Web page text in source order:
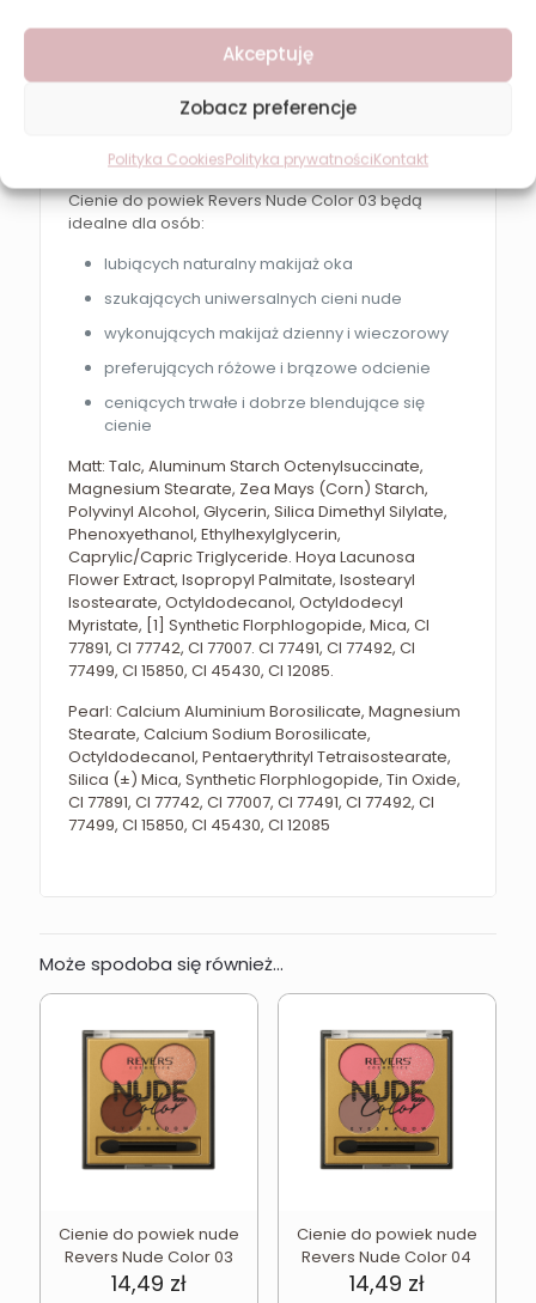
Akceptuję
Zobacz preferencje
Polityka CookiesPolityka prywatnościKontakt
dla efektu glow.
Blenduj kolory pędzlem dla uzyskania
naturalnych przejść.
Dla kogo jest ten produkt?
Cienie do powiek Revers Nude Color 03 będą
idealne dla osób:
lubiących naturalny makijaż oka
szukających uniwersalnych cieni nude
wykonujących makijaż dzienny i wieczorowy
preferujących różowe i brązowe odcienie
ceniących trwałe i dobrze blendujące się
cienie
Matt: Talc, Aluminum Starch Octenylsuccinate,
Magnesium Stearate, Zea Mays (Corn) Starch,
Polyvinyl Alcohol, Glycerin, Silica Dimethyl Silylate,
Phenoxyethanol, Ethylhexylglycerin,
Caprylic/Capric Triglyceride. Hoya Lacunosa
Flower Extract, Isopropyl Palmitate, Isostearyl
Isostearate, Octyldodecanol, Octyldodecyl
Myristate, [1] Synthetic Florphlogopide, Mica, CI
77891, CI 77742, CI 77007. CI 77491, CI 77492, CI
77499, CI 15850, CI 45430, CI 12085.
Pearl: Calcium Aluminium Borosilicate, Magnesium
Stearate, Calcium Sodium Borosilicate,
Octyldodecanol, Pentaerythrityl Tetraisostearate,
Silica (±) Mica, Synthetic Florphlogopide, Tin Oxide,
CI 77891, CI 77742, CI 77007, CI 77491, CI 77492, CI
77499, CI 15850, CI 45430, CI 12085
Może spodoba się również…
Cienie do powiek nude
Revers Nude Color 03
14,49 zł
Cienie do powiek nude
Revers Nude Color 04
14,49 zł